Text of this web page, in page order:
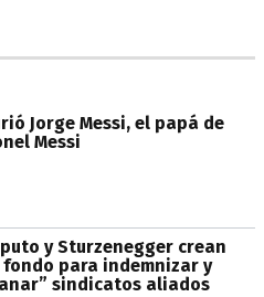
Jorge Messi, el papá de
Messi
y Sturzenegger crean
fondo para indemnizar y
sindicatos aliados